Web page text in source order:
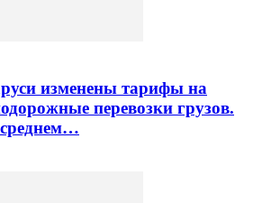
изменены тарифы на
перевозки грузов.